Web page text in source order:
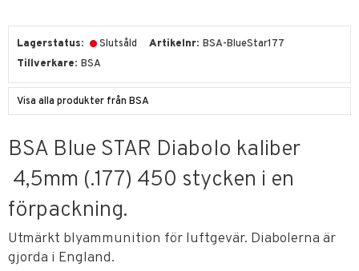
Lagerstatus Slutsåld Artikelnr BSA-BlueStar177
Tillverkare BSA
Visa alla produkter från BSA
BSA Blue STAR Diabolo kaliber
4,5mm (.177) 450 stycken i en
förpackning.
Utmärkt blyammunition för luftgevär. Diabolerna är
gjorda i England.